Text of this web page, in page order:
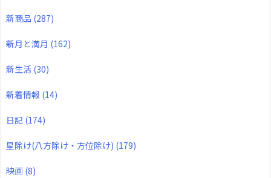
新商品 (287)
新月と満月 (162)
新生活 (30)
新着情報 (14)
日記 (174)
星除け(八方除け・方位除け) (179)
映画 (8)